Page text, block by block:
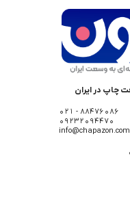
چاپ در ایران
88476086 - 021
09232094470
info@chapazon.com